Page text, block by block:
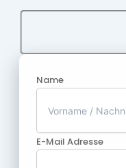
Name
E-Mail Adresse